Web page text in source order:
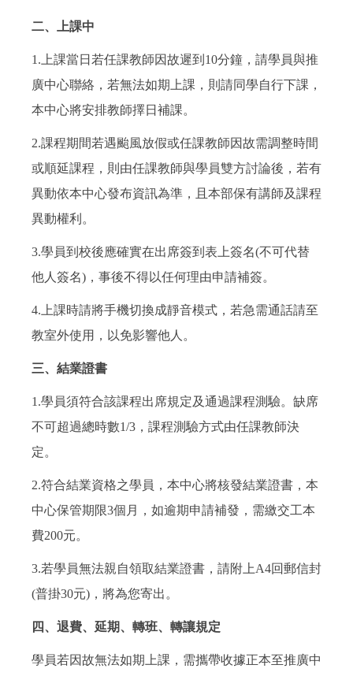
二、上課中
1.上課當日若任課教師因故遲到10分鐘，請學員與推
廣中心聯絡，若無法如期上課，則請同學自行下課，
本中心將安排教師擇日補課。
2.課程期間若遇颱風放假或任課教師因故需調整時間
或順延課程，則由任課教師與學員雙方討論後，若有
異動依本中心發布資訊為準，且本部保有講師及課程
異動權利。
3.學員到校後應確實在出席簽到表上簽名(不可代替
他人簽名)，事後不得以任何理由申請補簽。
4.上課時請將手機切換成靜音模式，若急需通話請至
教室外使用，以免影響他人。
三、結業證書
1.學員須符合該課程出席規定及通過課程測驗。缺席
不可超過總時數1/3，課程測驗方式由任課教師決
定。
2.符合結業資格之學員，本中心將核發結業證書，本
中心保管期限3個月，如逾期申請補發，需繳交工本
費200元。
3.若學員無法親自領取結業證書，請附上A4回郵信封
(普掛30元)，將為您寄出。
四、退費、延期、轉班、轉讓規定
學員若因故無法如期上課，需攜帶收據正本至推廣中